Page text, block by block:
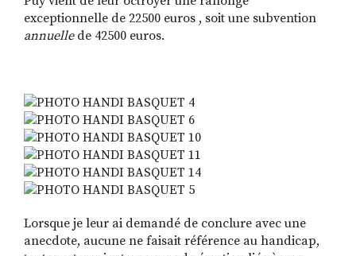
exceptionnelle de 22500 euros , soit une subvention
annuellede 42500 euros.
Lorsque je leur ai demandé de conclure avec une
anecdote, aucune ne faisait référence au handicap,